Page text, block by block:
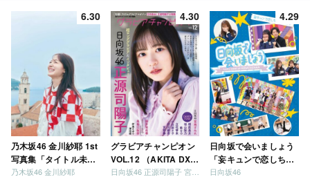
6.30
乃木坂46 金川紗耶 1st
写真集「タイトル未
定」
乃木坂46 金川紗耶
4.30
グラビアチャンピオン
VOL.12 （AKITA DXシ
リーズ）
日向坂46 正源司陽子 宮地すみれ
4.29
日向坂で会いましょう
「妄キュンで恋しちゃ
いましょう」「どっち
日向坂46